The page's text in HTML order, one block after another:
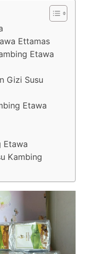
Ettamas
Etawa
Gizi Susu
Etawa
Etawa
Kambing